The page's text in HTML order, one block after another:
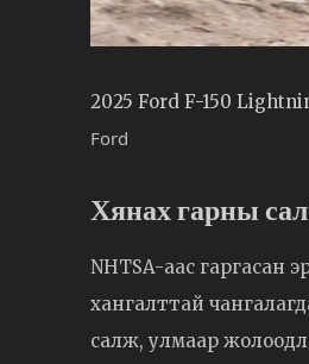
2025 Ford F-150
Ford
Хянах гарны
NHTSA-аас гаргасан
хангалттай
салж, улмаар